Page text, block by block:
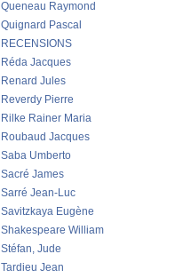
Queneau Raymond
Quignard Pascal
RECENSIONS
Réda Jacques
Renard Jules
Reverdy Pierre
Rilke Rainer Maria
Roubaud Jacques
Saba Umberto
Sacré James
Sarré Jean-Luc
Savitzkaya Eugène
Shakespeare William
Stéfan, Jude
Tardieu Jean